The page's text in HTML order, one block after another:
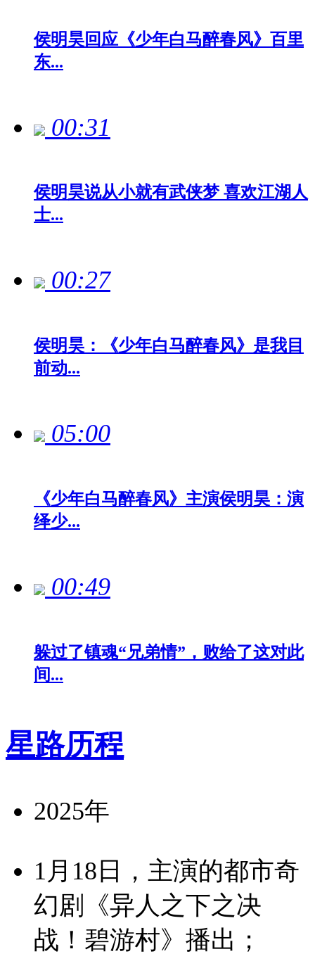
侯明昊回应《少年白马醉春风》百里
东...
00:31
侯明昊说从小就有武侠梦 喜欢江湖人
士...
00:27
侯明昊：《少年白马醉春风》是我目
前动...
05:00
《少年白马醉春风》主演侯明昊：演
绎少...
00:49
躲过了镇魂“兄弟情”，败给了这对此
间...
星路历程
2025年
1月18日，主演的都市奇
幻剧《异人之下之决
战！碧游村》播出；